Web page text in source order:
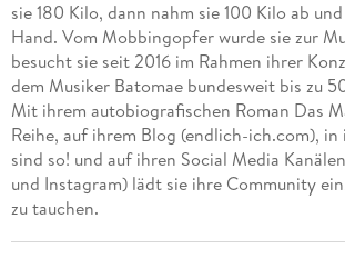
sie 180 Kilo, dann nahm sie 100 Kilo ab
Hand. Vom Mobbingopfer wurde sie zur
besucht sie seit 2016 im Rahmen ihrer
dem Musiker Batomae bundesweit bis zu
Mit ihrem autobiografischen Roman Das
Reihe, auf ihrem Blog (endlich-ich.com),
sind so! und auf ihren Social Media Kanälen
und Instagram) lädt sie ihre Community
zu tauchen.